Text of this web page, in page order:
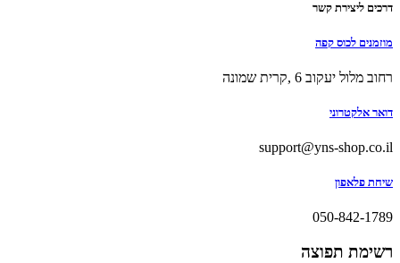
דרכים ליצירת קשר
מוזמנים לכוס קפה
רחוב מלול יעקוב 6 ,קרית שמונה
דואר אלקטרוני
support@yns-shop.co.il
שיחת פלאפון
050-842-1789
רשימת תפוצה